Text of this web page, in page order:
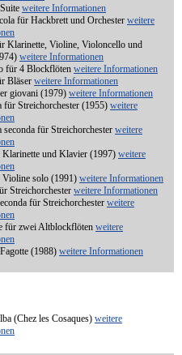
weitere Informationen
für Hackbrett und Orchester weitere
Klarinette, Violine, Violoncello und
weitere Informationen
für 4 Blockflöten weitere Informationen
Bläser weitere Informationen
giovani (1979) weitere Informationen
für Streichorchester (1955) weitere
seconda für Streichorchester weitere
Klarinette und Klavier (1997) weitere
Violine solo (1991) weitere Informationen
Streichorchester weitere Informationen
für Streichorchester weitere
für zwei Altblockflöten weitere
(1988) weitere Informationen
(Chez les Cosaques) weitere